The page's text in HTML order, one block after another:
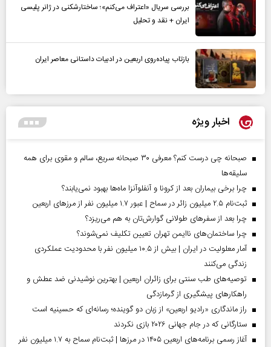
بررسی سریال «اعتراف می‌کنم»؛ ساختارشکنی در ژانر پلیسی
ایران + نقد و تحلیل
بازتاب پیاده‌روی اربعین در ادبیات داستانی معاصر ایران
اخبار ویژه
صبحانه چی درست کنم؟ معرفی ۳۰ صبحانه سریع، سالم و مقوی برای همه
سلیقه‌ها
چرا برخی بیماران بعد از کرونا و آنفلوآنزا ماه‌ها بهبود نمی‌یابند؟
ثبت‌نام ۲.۵ میلیون زائر در سماح | عبور ۱.۷ میلیون نفر از مرز‌های اربعین
چرا بعد از سفرهای طولانی گوارش‌تان به هم می‌ریزد؟
چرا ساختمان‌های ناایمن تهران تعیین تکلیف نمی‌شوند؟
آمار معلولیت در ایران | بیش از ۱۰.۵ میلیون نفر با محدودیت عملکردی
زندگی می‌کنند
توصیه‌های طب سنتی برای زائران اربعین | بهترین نوشیدنی ضد عطش و
راهکارهای پیشگیری از گرمازدگی
راز ماندگاری «رادیو اربعین» از زبان دو گوینده؛ رسانه‌ای که حسینیه است
ستارگانی که در جام جهانی ۲۰۲۶ بازی نکردند
آغاز رسمی برنامه‌های اربعین ۱۴۰۵ در مرز‌ها | ثبت‌نام سماح به ۱.۷ میلیون نفر